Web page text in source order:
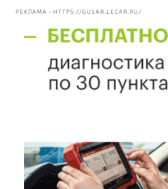
РЕКЛАМА • HTTPS://GUSAR.LECAR.RU/